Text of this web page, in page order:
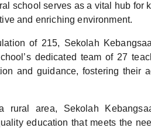
school serves as a vital hub for
and enriching environment.
of 215, Sekolah
dedicated team of 27
and guidance, fostering their
rural area, Sekolah
education that meets the